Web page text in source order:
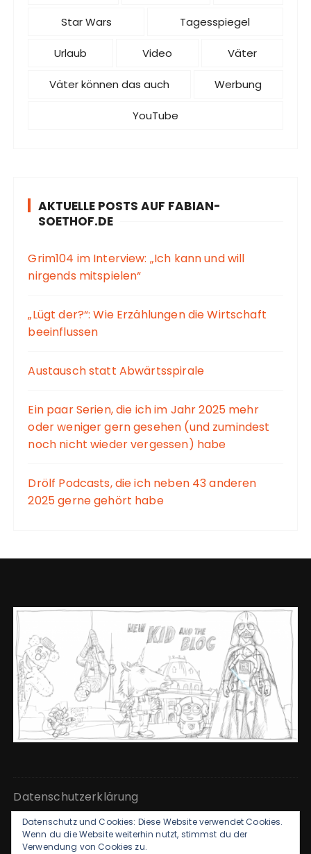
Star Wars Tagesspiegel
Urlaub Video Väter
Väter können das auch Werbung
YouTube
AKTUELLE POSTS AUF FABIAN-
SOETHOF.DE
Grim104 im Interview: „Ich kann und will
nirgends mitspielen“
„Lügt der?“: Wie Erzählungen die Wirtschaft
beeinflussen
Austausch statt Abwärtsspirale
Ein paar Serien, die ich im Jahr 2025 mehr
oder weniger gern gesehen (und zumindest
noch nicht wieder vergessen) habe
Drölf Podcasts, die ich neben 43 anderen
2025 gerne gehört habe
Datenschutzerklärung
Kontakt & Impressum
Datenschutz und Cookies: Diese Website verwendet Cookies.
Wenn du die Website weiterhin nutzt, stimmst du der
Verwendung von Cookies zu.